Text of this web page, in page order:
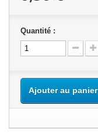
Quantité :
Ajouter au panier